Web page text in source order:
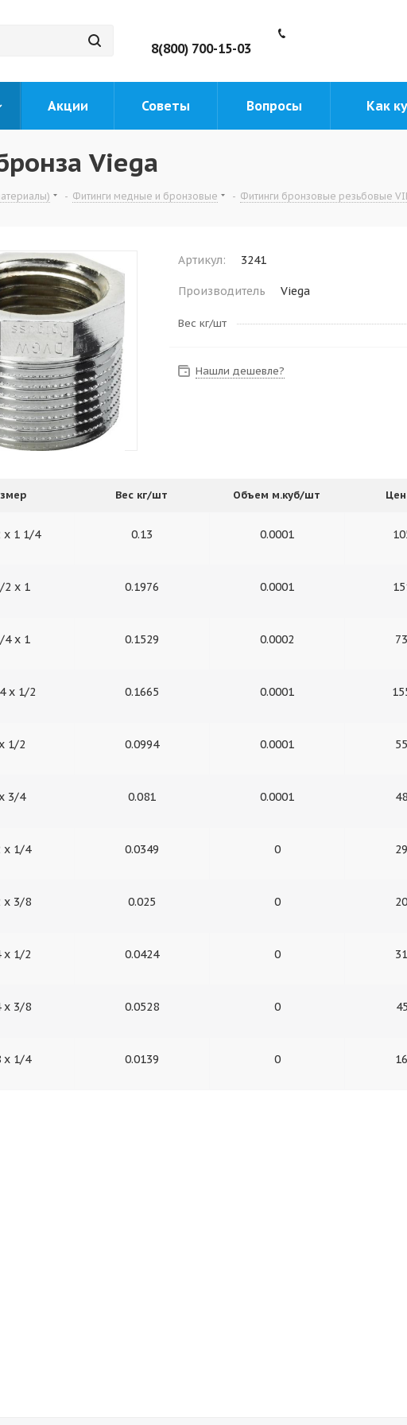
8(800) 700-15-03
Акции Советы Вопросы Как
Viega
- Фитинги медные и бронзовые - Фитинги бронзовые резьбовые
Артикул: 3241
Производитель Viega
Вес кг/шт
Нашли дешевле?
Вес кг/шт Объем м.куб/шт
х 1 1/4 0.13 0.0001
2 х 1 0.1976 0.0001
4 х 1 0.1529 0.0002
х 1/2 0.1665 0.0001
1/2 0.0994 0.0001
3/4 0.081 0.0001
х 1/4 0.0349 0
х 3/8 0.025 0
х 1/2 0.0424 0
х 3/8 0.0528 0
х 1/4 0.0139 0